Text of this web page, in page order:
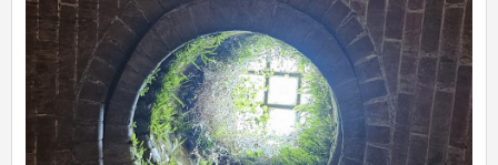
BLOGY
OBRÁZKY
ĽUDIA
MÔJ PROFIL